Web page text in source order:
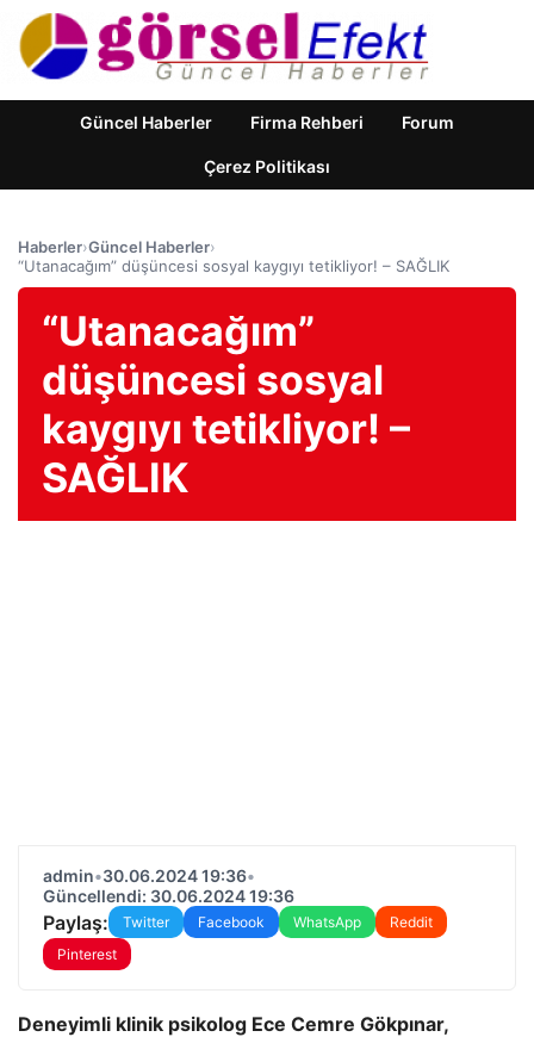
Güncel Haberler Firma Rehberi Forum
Çerez Politikası
Haberler›Güncel Haberler›
“Utanacağım” düşüncesi sosyal kaygıyı tetikliyor! – SAĞLIK
“Utanacağım”
düşüncesi sosyal
kaygıyı tetikliyor! –
SAĞLIK
admin•30.06.2024 19:36•
Güncellendi: 30.06.2024 19:36
Paylaş: Twitter Facebook WhatsApp
Reddit
Pinterest
Deneyimli klinik psikolog Ece Cemre Gökpınar,